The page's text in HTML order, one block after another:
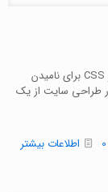
شبه عنصر چیست؟ یک شبه عنصر (Pseudo-Elements) در CSS برای نامیدن
طراحی سایت از یک
0 اطلاعات بیشتر